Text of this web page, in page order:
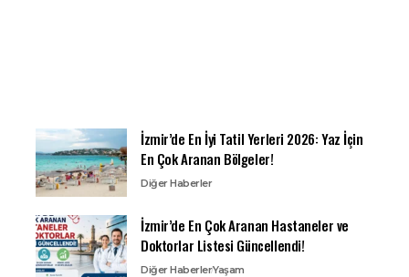
İzmir’de En İyi Tatil Yerleri 2026: Yaz İçin
En Çok Aranan Bölgeler!
Diğer Haberler
İzmir’de En Çok Aranan Hastaneler ve
Doktorlar Listesi Güncellendi!
Diğer HaberlerYaşam